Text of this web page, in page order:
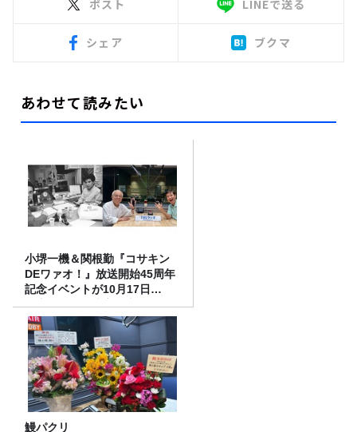
ポスト LINEで送る
シェア ブクマ
あわせて読みたい
小堺一機＆関根勤『コサキン
DEワァオ！』放送開始45周年
記念イベントが10月17日
（土）に開催決定！本日より
FC先行受付スタート！
鰻パクリ